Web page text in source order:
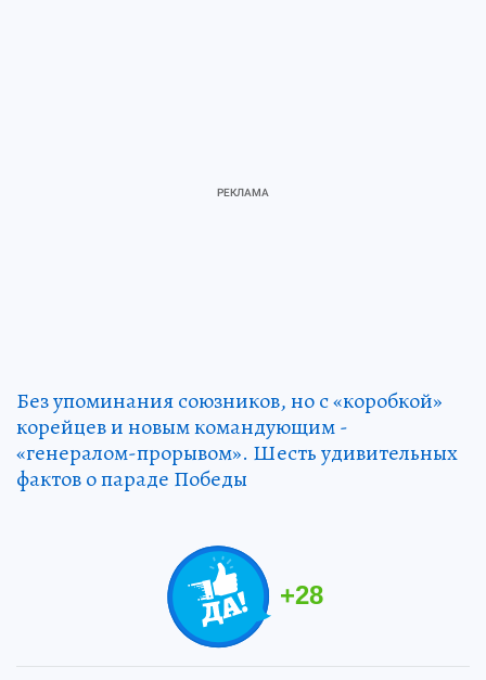
Без упоминания союзников, но с «коробкой»
корейцев и новым командующим -
«генералом-прорывом». Шесть удивительных
фактов о параде Победы
+28